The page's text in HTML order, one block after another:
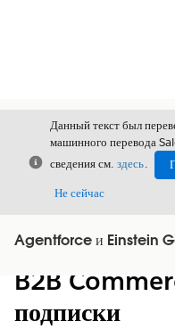
Закрыть
Данный текст был
машинного перевода
сведения см. здесь.
Не сейчас
Agentforce и Einstein
Показать
Содержание
B2B
подписки